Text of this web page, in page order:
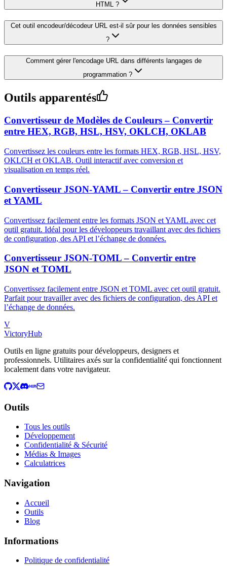
HTML ?
Cet outil encodeur/décodeur URL est-il sûr pour les données sensibles
?
Comment gérer l'encodage URL dans différents langages de
programmation ?
Outils apparentés
Convertisseur de Modèles de Couleurs – Convertir
entre HEX, RGB, HSL, HSV, OKLCH, OKLAB
Convertissez les couleurs entre les formats HEX, RGB, HSL, HSV,
OKLCH et OKLAB. Outil interactif avec conversion et
visualisation en temps réel.
Convertisseur JSON-YAML – Convertir entre JSON
et YAML
Convertissez facilement entre les formats JSON et YAML avec cet
outil gratuit. Idéal pour les développeurs travaillant avec des fichiers
de configuration, des API et l’échange de données.
Convertisseur JSON-TOML – Convertir entre
JSON et TOML
Convertissez facilement entre JSON et TOML avec cet outil gratuit.
Parfait pour travailler avec des fichiers de configuration, des API et
l’échange de données.
V
VictoryHub
Outils en ligne gratuits pour développeurs, designers et
professionnels. Utilitaires axés sur la confidentialité qui fonctionnent
localement dans votre navigateur.
Outils
Tous les outils
Développement
Confidentialité & Sécurité
Médias & Images
Calculatrices
Navigation
Accueil
Outils
Blog
Informations
Politique de confidentialité